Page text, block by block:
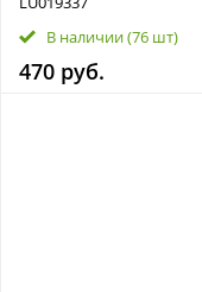
В наличии(76 шт)
470 руб.